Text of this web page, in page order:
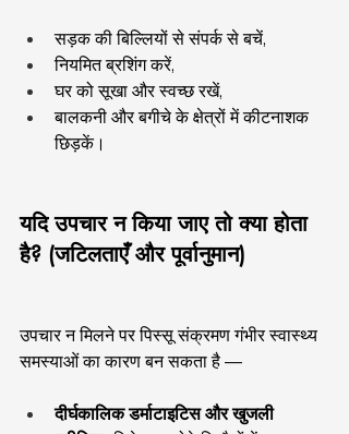
सड़क की बिल्लियों से संपर्क से बचें,
नियमित ब्रशिंग करें,
घर को सूखा और स्वच्छ रखें,
बालकनी और बगीचे के क्षेत्रों में कीटनाशक
छिड़कें।
यदि उपचार न किया जाए तो क्या होता
है? (जटिलताएँ और पूर्वानुमान)
उपचार न मिलने पर पिस्सू संक्रमण गंभीर स्वास्थ्य
समस्याओं का कारण बन सकता है —
दीर्घकालिक डर्माटाइटिस और खुजली